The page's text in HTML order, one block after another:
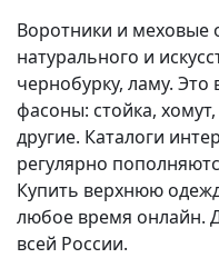
Воротники и меховые
натурального и
чернобурку, ламу.
фасоны: стойка,
другие. Каталоги
регулярно
Купить верхнюю
любое время онлайн.
всей России.